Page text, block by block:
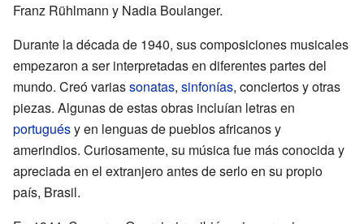
Franz Rühlmann y Nadia Boulanger.
Durante la década de 1940, sus composiciones musicales
empezaron a ser interpretadas en diferentes partes del
mundo. Creó variassonatas, sinfonías, conciertos y otras
piezas. Algunas de estas obras incluían letras en
portuguésy en lenguas de pueblos africanos y
amerindios. Curiosamente, su música fue más conocida y
apreciada en el extranjero antes de serlo en su propio
país, Brasil.